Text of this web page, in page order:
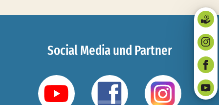
Social Media und Partner